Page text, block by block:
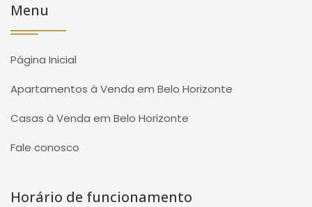
Menu
Página Inicial
Apartamentos à Venda em Belo Horizonte
Casas à Venda em Belo Horizonte
Fale conosco
Horário de funcionamento